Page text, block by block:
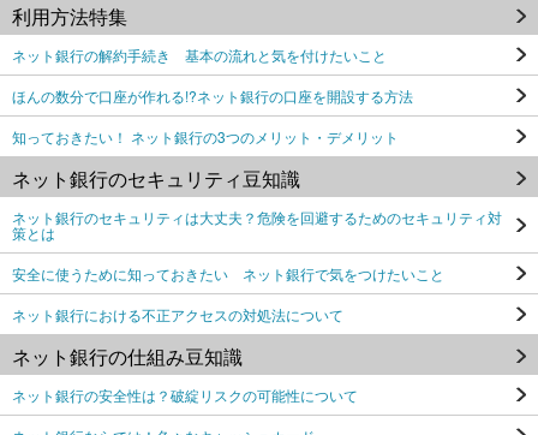
利用方法特集
ネット銀行の解約手続き 基本の流れと気を付けたいこと
ほんの数分で口座が作れる!?ネット銀行の口座を開設する方法
知っておきたい！ ネット銀行の3つのメリット・デメリット
ネット銀行のセキュリティ豆知識
ネット銀行のセキュリティは大丈夫？危険を回避するためのセキュリティ対
策とは
安全に使うために知っておきたい ネット銀行で気をつけたいこと
ネット銀行における不正アクセスの対処法について
ネット銀行の仕組み豆知識
ネット銀行の安全性は？破綻リスクの可能性について